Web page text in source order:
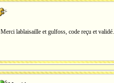
Merci lablaisaille et gulfoss, code reçu et validé.